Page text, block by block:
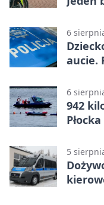
6
aucie.
6
942
5